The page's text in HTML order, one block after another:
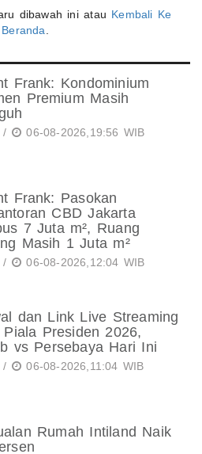
dibawah ini atau Kembali Ke
Beranda
Frank: Kondominium
Premium Masih
/ 06-08-2026,19:56 WIB
Frank: Pasokan
CBD Jakarta
7 Juta m², Ruang
Masih 1 Juta m²
/ 06-08-2026,12:04 WIB
dan Link Live Streaming
Piala Presiden 2026,
vs Persebaya Hari Ini
/ 06-08-2026,11:04 WIB
Rumah Intiland Naik